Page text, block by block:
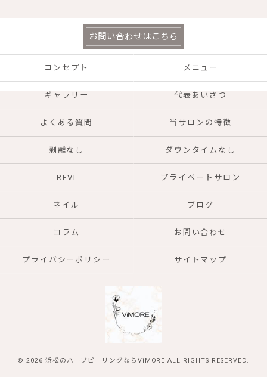
お問い合わせはこちら
コンセプト メニュー
ギャラリー 代表あいさつ
よくある質問 当サロンの特徴
剥離なし ダウンタイムなし
REVI プライベートサロン
ネイル ブログ
コラム お問い合わせ
プライバシーポリシー サイトマップ
© 2026 浜松のハーブピーリングならViMORE ALL RIGHTS RESERVED.